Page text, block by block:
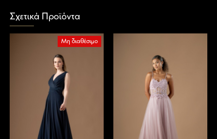
Σχετικά Προϊόντα
Μη διαθέσιμο